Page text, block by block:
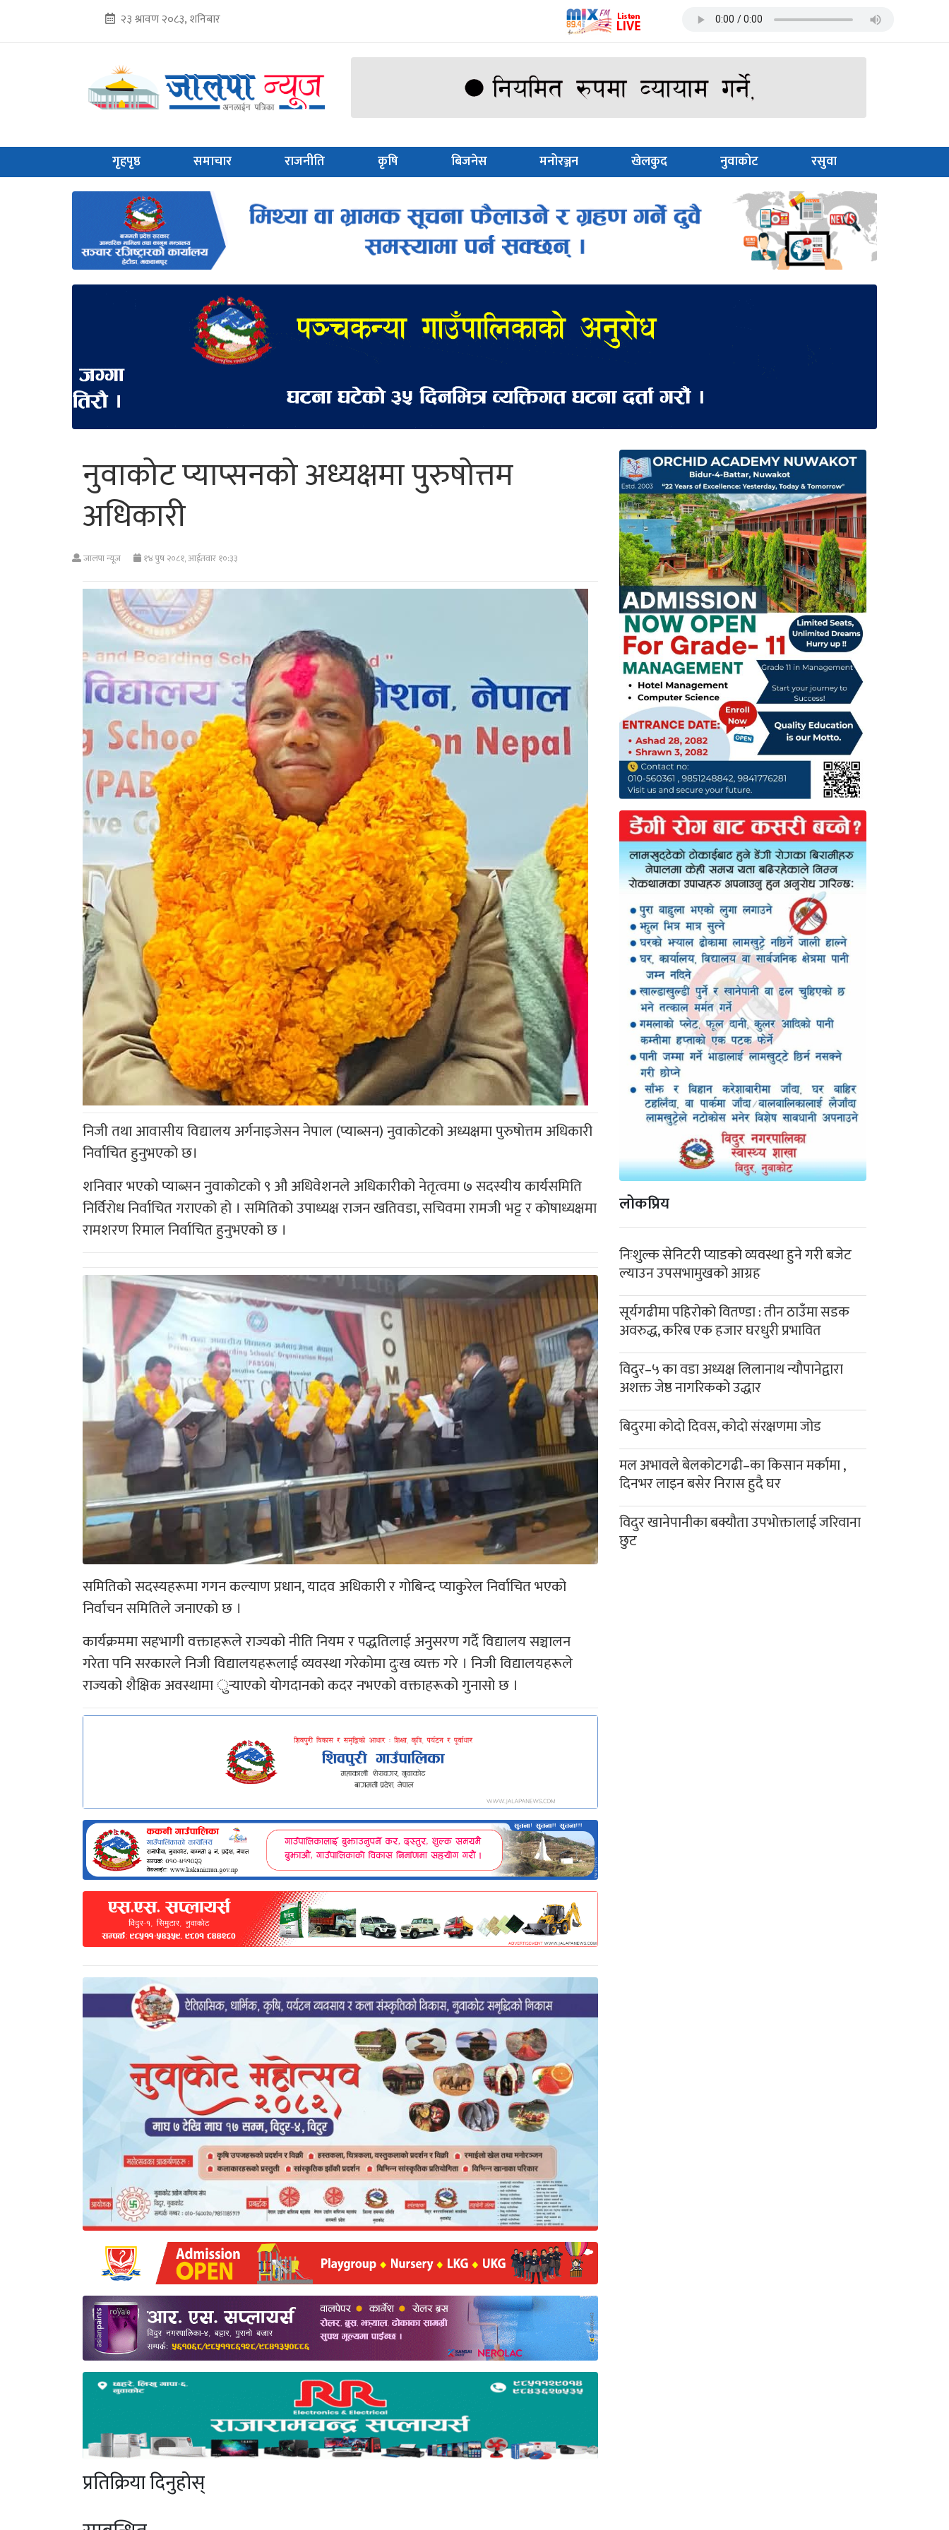
२३ श्रावण २०८३, शनिबार
गृहपृष्ठ समाचार राजनीति कृषि बिजनेस मनोरञ्जन खेलकुद नुवाकोट रसुवा
नुवाकोट प्याप्सनको अध्यक्षमा पुरुषोत्तम
अधिकारी
जालपा न्यूज १४ पुष २०८१, आईतवार १०:३३
निजी तथा आवासीय विद्यालय अर्गनाइजेसन नेपाल (प्याब्सन) नुवाकोटको अध्यक्षमा पुरुषोत्तम अधिकारी
निर्वाचित हुनुभएको छ।
शनिवार भएको प्याब्सन नुवाकोटको ९ औ अधिवेशनले अधिकारीको नेतृत्वमा ७ सदस्यीय कार्यसमिति
निर्विरोध निर्वाचित गराएको हो । समितिको उपाध्यक्ष राजन खतिवडा, सचिवमा रामजी भट्ट र कोषाध्यक्षमा
रामशरण रिमाल निर्वाचित हुनुभएको छ ।
समितिको सदस्यहरूमा गगन कल्याण प्रधान, यादव अधिकारी र गोबिन्द प्याकुरेल निर्वाचित भएको
निर्वाचन समितिले जनाएको छ ।
कार्यक्रममा सहभागी वक्ताहरूले राज्यको नीति नियम र पद्धतिलाई अनुसरण गर्दै विद्यालय सञ्चालन
गरेता पनि सरकारले निजी विद्यालयहरूलाई व्यवस्था गरेकोमा दुःख व्यक्त गरे । निजी विद्यालयहरूले
राज्यको शैक्षिक अवस्थामा ुर्‍याएको योगदानको कदर नभएको वक्ताहरूको गुनासो छ ।
प्रतिक्रिया दिनुहोस्
लोकप्रिय
निःशुल्क सेनिटरी प्याडको व्यवस्था हुने गरी बजेट
ल्याउन उपसभामुखको आग्रह
सूर्यगढीमा पहिरोको वितण्डा : तीन ठाउँमा सडक
अवरुद्ध, करिब एक हजार घरधुरी प्रभावित
विदुर–५ का वडा अध्यक्ष लिलानाथ न्यौपानेद्वारा
अशक्त जेष्ठ नागरिकको उद्धार
बिदुरमा कोदो दिवस, कोदो संरक्षणमा जोड
मल अभावले बेलकोटगढी–का किसान मर्कामा ,
दिनभर लाइन बसेर निरास हुदै घर
विदुर खानेपानीका बक्यौता उपभोक्तालाई जरिवाना
छुट